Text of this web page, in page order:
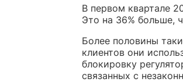
В первом квартале
Это на 36% больше,
Более половины
клиентов они
блокировку
связанных с